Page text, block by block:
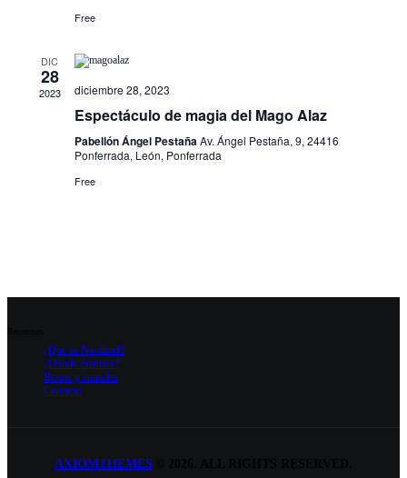
Free
DIC
28
2023 diciembre 28, 2023
Espectáculo de magia del Mago Alaz
Pabellón Ángel PestañaAv. Ángel Pestaña, 9, 24416
Ponferrada, León, Ponferrada
Free
¿Qué es Naviland?
¿Dónde estamos?
Bonos y entradas
Contacto
AXIOMTHEMES